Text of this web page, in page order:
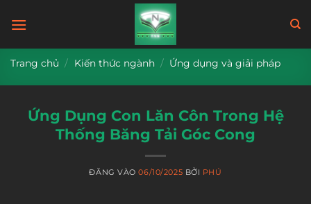
qua
dung
Trang chủ / Kiến thức ngành / Ứng dụng và giải pháp
Ứng Dụng Con Lăn Côn Trong Hệ
Thống Băng Tải Góc Cong
ĐĂNG VÀO06/10/2025 BỞI PHÚ